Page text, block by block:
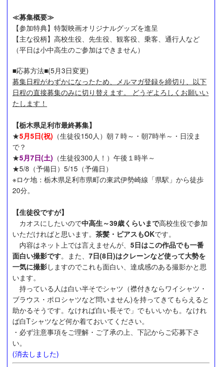
≪募集概要≫
【参加特典】特製映画オリジナルグッズを進呈
【主な役柄】高校生役、先生役、観客役、乗客、通行人など
（平日は小中高生のご参加はできません）
■応募方法■(5月3日変更)
募集日程がわずかになったため、メルマガ登録を締切り、以下
日程の直接募集のみに切り替えます。 どうぞよろしくお願いい
たします！
【栃木県足利市最終募集】
★5月5日(祝) （生徒役150人）朝７時～・朝7時半～・日没ま
で？
★5月7日(土) （生徒役300人！）午後１時半～
★5/8（予備日）5/15（予備日）
※ロケ地：栃木県足利市県町の東武伊勢崎線「県駅」から徒歩
20分。
【生徒役ですが】
カオスにしたいので中高生～39歳くらいまで高校生役で参加
いただければと思います。 茶髪・ピアスもOKです。
内容はネット上では言えませんが、 5日はこの作品でも一番
面白い撮影です。また、 7日(8日)はクレーンなど使って大勢を
一気に撮影しますのでこれも面白い、達成感のある撮影かと思
います。
持っている人は白い半そでシャツ（襟付きならワイシャツ・
ブラウス・ポロシャツなど問いません)を持ってきてもらえると
助かるそうです。なければ白い長そで」でもいいかも。なけれ
ば白Tシャツなど何か着ておいてください。
・必ず注意事項をご理解・ご了承の上、下記からご応募下さ
い。
(消去しました)